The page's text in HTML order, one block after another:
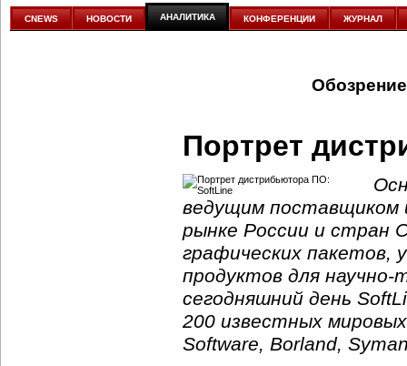
аналитике
CNEWS НОВОСТИ АНАЛИТИКА КОНФЕРЕНЦИИ ЖУРНАЛ
Портрет
ведущим поставщиком
рынке России и стран
графических пакетов,
продуктов для научно-
сегодняшний день
200 известных
Software, Borland,